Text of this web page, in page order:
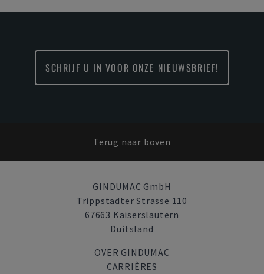
SCHRIJF U IN VOOR ONZE NIEUWSBRIEF!
Terug naar boven
GINDUMAC GmbH
Trippstadter Strasse 110
67663 Kaiserslautern
Duitsland
OVER GINDUMAC
CARRIÈRES